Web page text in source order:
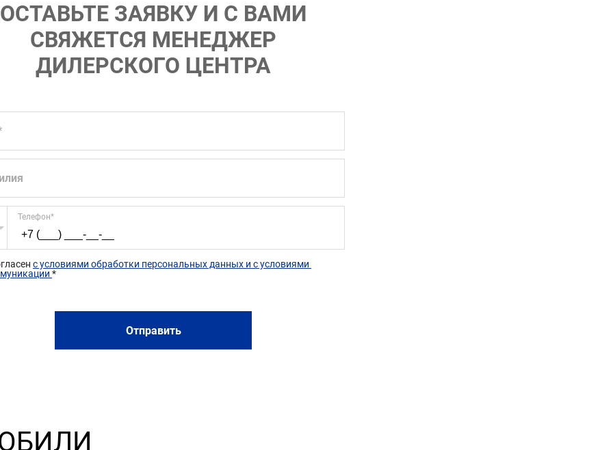
памятью
ОСТАВЬТЕ ЗАЯВКУ И С ВАМИ
СВЯЖЕТСЯ МЕНЕДЖЕР
ДИЛЕРСКОГО ЦЕНТРА
Телефон*
с условиями обработки персональных данных и с условиями
*
Отправить